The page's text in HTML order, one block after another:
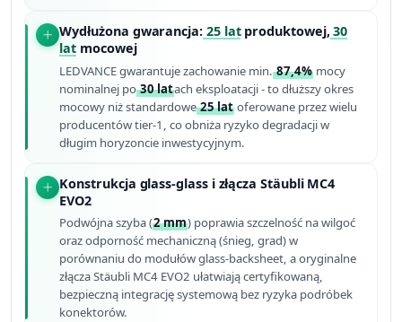
Wydłużona gwarancja:25 latproduktowej,30
lat mocowej
LEDVANCE gwarantuje zachowanie min.87,4% mocy
nominalnej po30 latach eksploatacji - to dłuższy okres
mocowy niż standardowe25 lat oferowane przez wielu
producentów tier-1, co obniża ryzyko degradacji w
długim horyzoncie inwestycyjnym.
Konstrukcja glass-glass i złącza Stäubli MC4
EVO2
Podwójna szyba (2 mm) poprawia szczelność na wilgoć
oraz odporność mechaniczną (śnieg, grad) w
porównaniu do modułów glass-backsheet, a oryginalne
złącza Stäubli MC4 EVO2 ułatwiają certyfikowaną,
bezpieczną integrację systemową bez ryzyka podróbek
konektorów.